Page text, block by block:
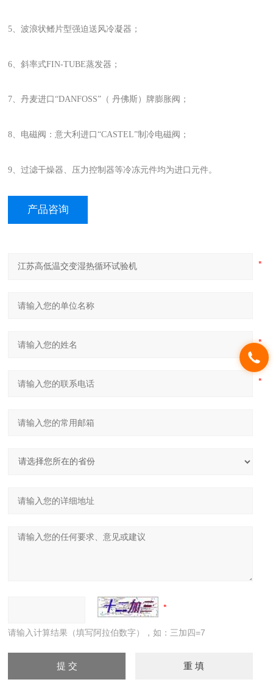
5、波浪状鳍片型强迫送风冷凝器；
6、斜率式FIN-TUBE蒸发器；
7、丹麦进口“DANFOSS”（ 丹佛斯）牌膨胀阀；
8、电磁阀：意大利进口“CASTEL”制冷电磁阀；
9、过滤干燥器、压力控制器等冷冻元件均为进口元件。
产品咨询
请输入计算结果（填写阿拉伯数字），如：三加四=7